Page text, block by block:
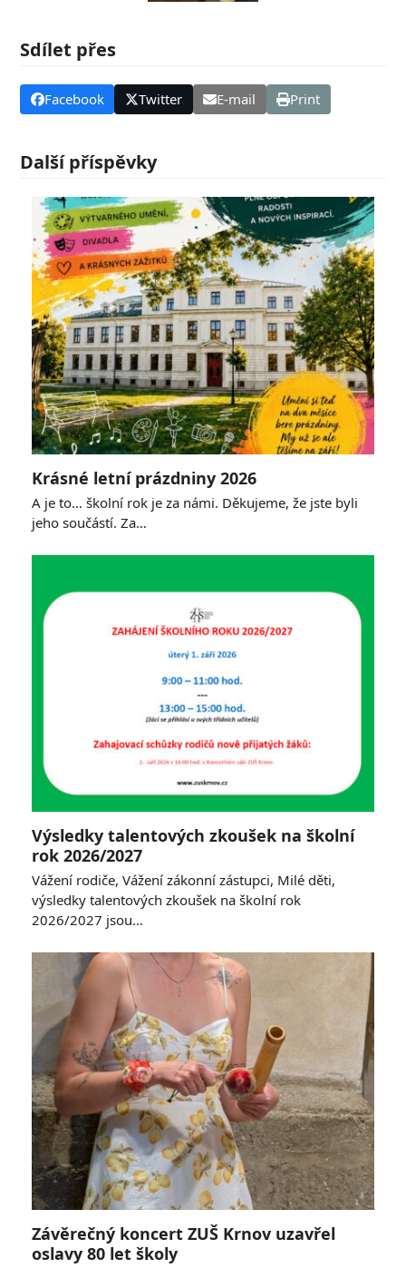
Sdílet přes
Facebook Twitter E-mail Print
Další příspěvky
Krásné letní prázdniny 2026
A je to… školní rok je za námi. Děkujeme, že jste byli
jeho součástí. Za…
Výsledky talentových zkoušek na školní
rok 2026/2027
Vážení rodiče, Vážení zákonní zástupci, Milé děti,
výsledky talentových zkoušek na školní rok
2026/2027 jsou…
Závěrečný koncert ZUŠ Krnov uzavřel
oslavy 80 let školy